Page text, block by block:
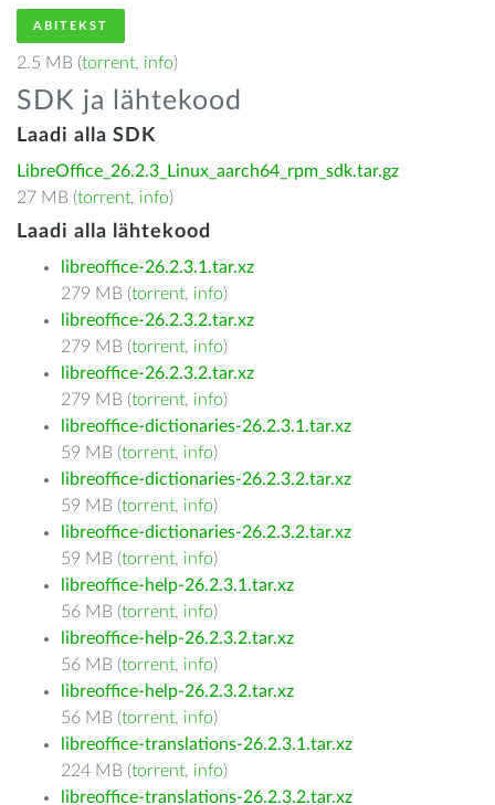
ABITEKST
2.5 MB (torrent, info)
SDK ja lähtekood
Laadi alla SDK
LibreOffice_26.2.3_Linux_aarch64_rpm_sdk.tar.gz
27 MB (torrent, info)
Laadi alla lähtekood
libreoffice-26.2.3.1.tar.xz
279 MB (torrent, info)
libreoffice-26.2.3.2.tar.xz
279 MB (torrent, info)
libreoffice-26.2.3.2.tar.xz
279 MB (torrent, info)
libreoffice-dictionaries-26.2.3.1.tar.xz
59 MB (torrent, info)
libreoffice-dictionaries-26.2.3.2.tar.xz
59 MB (torrent, info)
libreoffice-dictionaries-26.2.3.2.tar.xz
59 MB (torrent, info)
libreoffice-help-26.2.3.1.tar.xz
56 MB (torrent, info)
libreoffice-help-26.2.3.2.tar.xz
56 MB (torrent, info)
libreoffice-help-26.2.3.2.tar.xz
56 MB (torrent, info)
libreoffice-translations-26.2.3.1.tar.xz
224 MB (torrent, info)
libreoffice-translations-26.2.3.2.tar.xz